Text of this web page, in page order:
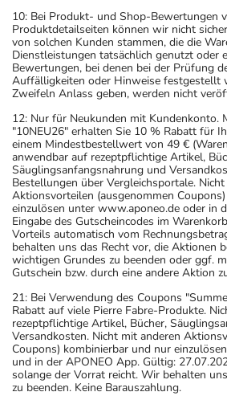
10: Bei Produkt- und Shop-Bewertungen
Produktdetailseiten können wir nicht
von solchen Kunden stammen, die die
Dienstleistungen tatsächlich genutzt oder
Bewertungen, bei denen bei der Prüfung
Auffälligkeiten oder Hinweise festgestellt
Zweifeln Anlass geben, werden nicht
12: Nur für Neukunden mit Kundenkonto.
"10NEU26" erhalten Sie 10 % Rabatt für
einem Mindestbestellwert von 49 €
anwendbar auf rezeptpflichtige Artikel,
Säuglingsanfangsnahrung und
Bestellungen über Vergleichsportale.
Aktionsvorteilen (ausgenommen
einzulösen unter www.aponeo.de oder in
Eingabe des Gutscheincodes im
Vorteils automatisch vom
behalten uns das Recht vor, die Aktionen
wichtigen Grundes zu beenden oder ggf.
Gutschein bzw. durch eine andere Aktion
21: Bei Verwendung des Coupons
Rabatt auf viele Pierre Fabre-Produkte.
rezeptpflichtige Artikel, Bücher,
Versandkosten. Nicht mit anderen
Coupons) kombinierbar und nur
und in der APONEO App. Gültig:
solange der Vorrat reicht. Wir behalten
zu beenden. Keine Barauszahlung.